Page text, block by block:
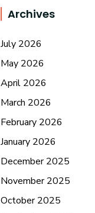
Archives
July 2026
May 2026
April 2026
March 2026
February 2026
January 2026
December 2025
November 2025
October 2025